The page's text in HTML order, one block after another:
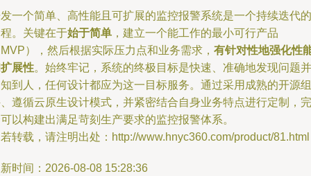
一个简单、高性能且可扩展的监控报警系统是一个持续迭代的
。关键在于始于简单 ，建立一个能工作的最小可行产品
），然后根据实际压力点和业务需求， 有针对性地强化性
展性。始终牢记，系统的终极目标是快速、准确地发现问题并
到人，任何设计都应为这一目标服务。通过采用成熟的开源组
遵循云原生设计模式，并紧密结合自身业务特点进行定制，完
以构建出满足苛刻生产要求的监控报警体系。
转载，请注明出处：http://www.hnyc360.com/product/81.html
时间：2026-08-08 15:28:36